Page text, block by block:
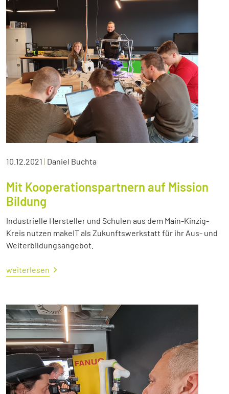
10.12.2021 | Daniel Buchta
Mit Kooperationspartnern auf Mission
Bildung
Industrielle Hersteller und Schulen aus dem Main-Kinzig-
Kreis nutzen makeIT als Zukunftswerkstatt für ihr Aus- und
Weiterbildungsangebot.
weiterlesen